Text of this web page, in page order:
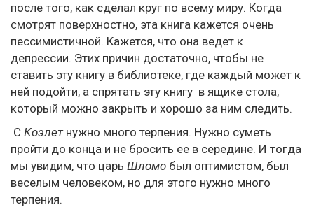
после того, как сделал круг по всему миру. Когда
смотрят поверхностно, эта книга кажется очень
пессимистичной. Кажется, что она ведет к
депрессии. Этих причин достаточно, чтобы не
ставить эту книгу в библиотеке, где каждый может к
ней подойти, а спрятать эту книгу в ящике стола,
который можно закрыть и хорошо за ним следить.
С Коэлетнужно много терпения. Нужно суметь
пройти до конца и не бросить ее в середине. И тогда
мы увидим, что царь Шломо был оптимистом, был
веселым человеком, но для этого нужно много
терпения.